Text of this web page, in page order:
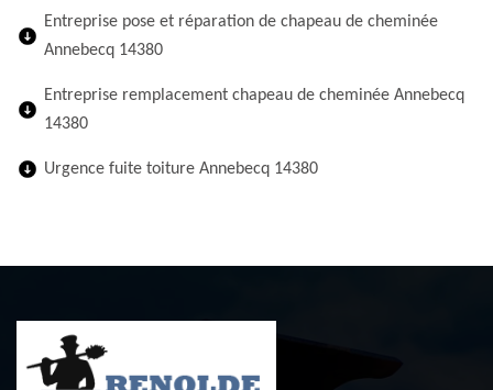
Entreprise pose et réparation de chapeau de cheminée
Annebecq 14380
Entreprise remplacement chapeau de cheminée Annebecq
14380
Urgence fuite toiture Annebecq 14380